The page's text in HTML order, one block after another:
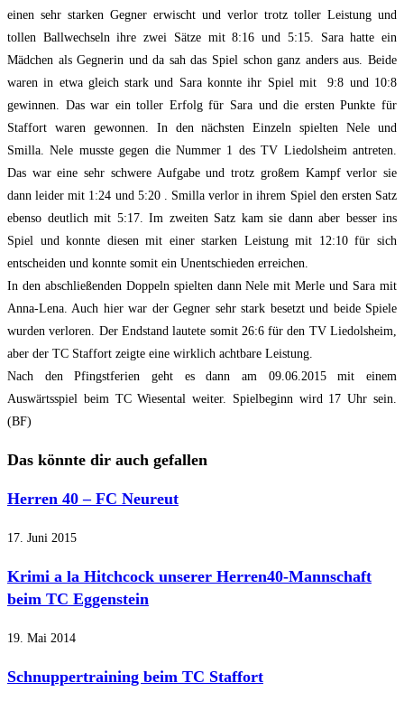
einen sehr starken Gegner erwischt und verlor trotz toller Leistung und
tollen Ballwechseln ihre zwei Sätze mit 8:16 und 5:15. Sara hatte ein
Mädchen als Gegnerin und da sah das Spiel schon ganz anders aus. Beide
waren in etwa gleich stark und Sara konnte ihr Spiel mit 9:8 und 10:8
gewinnen. Das war ein toller Erfolg für Sara und die ersten Punkte für
Staffort waren gewonnen. In den nächsten Einzeln spielten Nele und
Smilla. Nele musste gegen die Nummer 1 des TV Liedolsheim antreten.
Das war eine sehr schwere Aufgabe und trotz großem Kampf verlor sie
dann leider mit 1:24 und 5:20 . Smilla verlor in ihrem Spiel den ersten Satz
ebenso deutlich mit 5:17. Im zweiten Satz kam sie dann aber besser ins
Spiel und konnte diesen mit einer starken Leistung mit 12:10 für sich
entscheiden und konnte somit ein Unentschieden erreichen.
In den abschließenden Doppeln spielten dann Nele mit Merle und Sara mit
Anna-Lena. Auch hier war der Gegner sehr stark besetzt und beide Spiele
wurden verloren. Der Endstand lautete somit 26:6 für den TV Liedolsheim,
aber der TC Staffort zeigte eine wirklich achtbare Leistung.
Nach den Pfingstferien geht es dann am 09.06.2015 mit einem
Auswärtsspiel beim TC Wiesental weiter. Spielbeginn wird 17 Uhr sein.
(BF)
Das könnte dir auch gefallen
Herren 40 – FC Neureut
17. Juni 2015
Krimi a la Hitchcock unserer Herren40-Mannschaft
beim TC Eggenstein
19. Mai 2014
Schnuppertraining beim TC Staffort